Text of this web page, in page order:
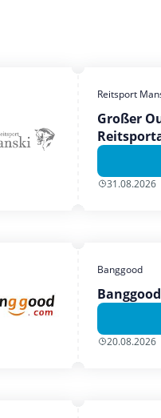
Reitsport
Großer
31.08.2026
Banggood
20.08.2026